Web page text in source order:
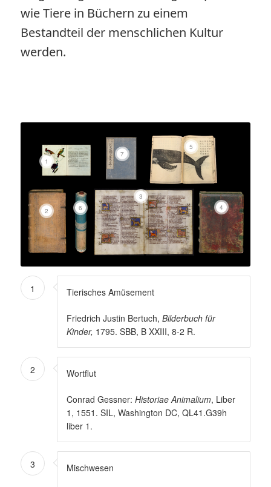
wie Tiere in Büchern zu einem
Bestandteil der menschlichen Kultur
werden.
1
2
3
4
5
6
7
1 Tierisches Amüsement
Friedrich Justin Bertuch, Bilderbuch für
Kinder, 1795. SBB, B XXIII, 8-2 R.
2 Wortflut
Conrad Gessner: Historiae Animalium, Liber
1, 1551. SIL, Washington DC, QL41.G39h
liber 1.
3 Mischwesen